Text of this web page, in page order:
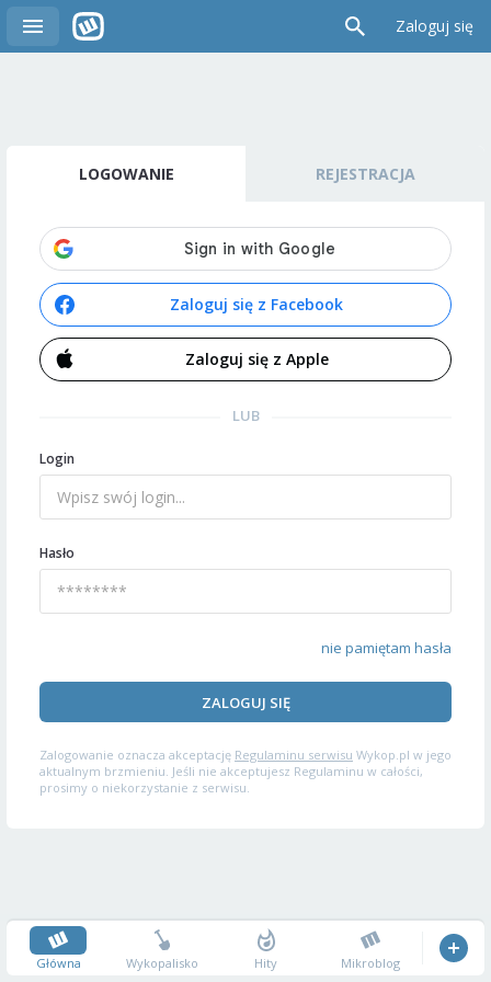
Zaloguj się
LOGOWANIE REJESTRACJA
Zaloguj się z Facebook
Zaloguj się z Apple
LUB
Login
Hasło
nie pamiętam hasła
ZALOGUJ SIĘ
Zalogowanie oznacza akceptację Regulaminu serwisu Wykop.pl w jego
aktualnym brzmieniu. Jeśli nie akceptujesz Regulaminu w całości,
prosimy o niekorzystanie z serwisu.
Główna Wykopalisko Hity Mikroblog